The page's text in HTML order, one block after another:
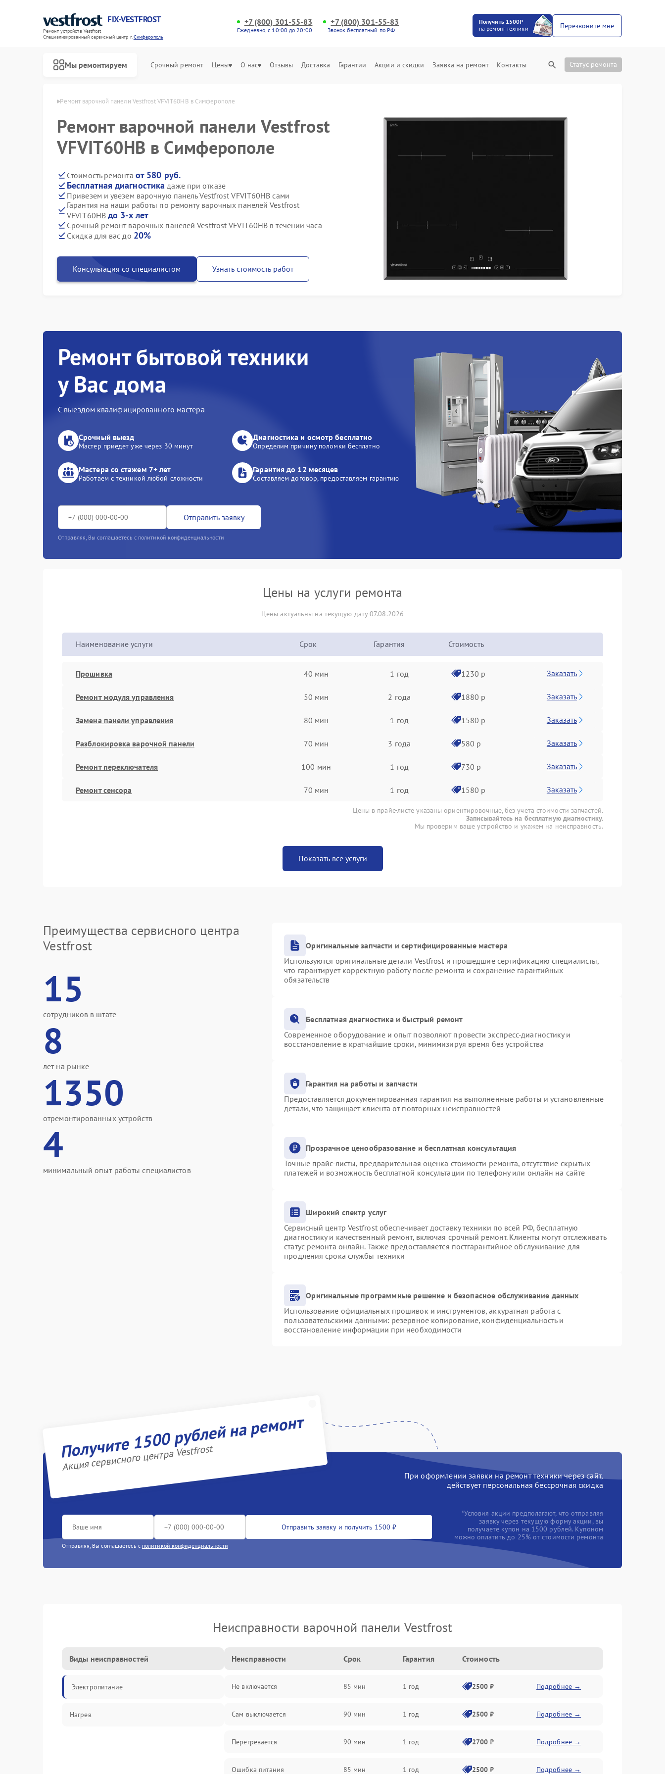
FIX-VESTFROST
Ремонт устройств Vestfrost
Специализированный cервисный центр г.Симферополь
+7 (800) 301-55-83
Ежедневно, с 10:00 до 20:00
+7 (800) 301-55-83
Звонок бесплатный по РФ
Получить 1500₽
на ремонт техники
Перезвоните мне
Мы ремонтируем Срочный ремонт Цены О нас Отзывы Доставка Гарантии Акции и скидки Заявка на ремонт Контакты Статус ремонта
в Симферополе Ремонт варочной панели Vestfrost VFVIT60HB в Симферополе
Ремонт варочной панели Vestfrost
VFVIT60HB в Симферополе
Стоимость ремонта от 580 руб.
Бесплатная диагностика даже при отказе
Привезем и увезем варочную панель Vestfrost VFVIT60HB сами
Гарантия на наши работы по ремонту варочных панелей Vestfrost
VFVIT60HB до 3-х лет
Срочный ремонт варочных панелей Vestfrost VFVIT60HB в течении часа
Скидка для вас до 20%
Консультация со специалистом Узнать стоимость работ
Ремонт бытовой техники
у Вас дома
С выездом квалифицированного мастера
Срочный выезд
Мастер приедет уже через 30 минут
Диагностика и осмотр бесплатно
Определим причину поломки бесплатно
Мастера со стажем 7+ лет
Работаем с техникой любой сложности
Гарантия до 12 месяцев
Составляем договор, предоставляем гарантию
Отправить заявку
Отправляя, Вы соглашаетесь с политикой конфиденциальности
Цены на услуги ремонта
Цены актуальны на текущую дату 07.08.2026
Наименование услуги Срок Гарантия Стоимость
Прошивка 40 мин 1 год 1230 р Заказать
Ремонт модуля управления 50 мин 2 года 1880 р Заказать
Замена панели управления 80 мин 1 год 1580 р Заказать
Разблокировка варочной панели 70 мин 3 года 580 р Заказать
Ремонт переключателя 100 мин 1 год 730 р Заказать
Ремонт сенсора 70 мин 1 год 1580 р Заказать
Цены в прайс-листе указаны ориентировочные, без учета стоимости запчастей.
Записывайтесь на бесплатную диагностику.
Мы проверим ваше устройство и укажем на неисправность.
Показать все услуги
Преимущества сервисного центра
Vestfrost
15
сотрудников в штате
8
лет на рынке
1350
отремонтированных устройств
4
минимальный опыт работы специалистов
Оригинальные запчасти и сертифицированные мастера
Используются оригинальные детали Vestfrost и прошедшие сертификацию специалисты,
что гарантирует корректную работу после ремонта и сохранение гарантийных
обязательств
Бесплатная диагностика и быстрый ремонт
Современное оборудование и опыт позволяют провести экспресс-диагностику и
восстановление в кратчайшие сроки, минимизируя время без устройства
Гарантия на работы и запчасти
Предоставляется документированная гарантия на выполненные работы и установленные
детали, что защищает клиента от повторных неисправностей
Прозрачное ценообразование и бесплатная консультация
Точные прайс-листы, предварительная оценка стоимости ремонта, отсутствие скрытых
платежей и возможность бесплатной консультации по телефону или онлайн на сайте
Широкий спектр услуг
Сервисный центр Vestfrost обеспечивает доставку техники по всей РФ, бесплатную
диагностику и качественный ремонт, включая срочный ремонт. Клиенты могут отслеживать
статус ремонта онлайн. Также предоставляется постгарантийное обслуживание для
продления срока службы техники
Оригинальные программные решение и безопасное обслуживание данных
Использование официальных прошивок и инструментов, аккуратная работа с
пользовательскими данными: резервное копирование, конфиденциальность и
восстановление информации при необходимости
Получите 1500 рублей на ремонт
Акция сервисного центра Vestfrost
При оформлении заявки на ремонт техники через сайт,
действует персональная бессрочная скидка
Отправить заявку и получить 1500 ₽
Отправляя, Вы соглашаетесь с политикой конфиденциальности
*Условия акции предполагают, что отправляя
заявку через текущую форму акции, вы
получаете купон на 1500 рублей. Купоном
можно оплатить до 25% от стоимости ремонта
Неисправности варочной панели Vestfrost
Виды неисправностей
Электропитание
Нагрев
Неисправности Срок Гарантия Стоимость
Не включается 85 мин 1 год 2500 ₽ Подробнее →
Сам выключается 90 мин 1 год 2500 ₽ Подробнее →
Перегревается 90 мин 1 год 2700 ₽ Подробнее →
Ошибка питания 85 мин 1 год 2500 ₽ Подробнее →